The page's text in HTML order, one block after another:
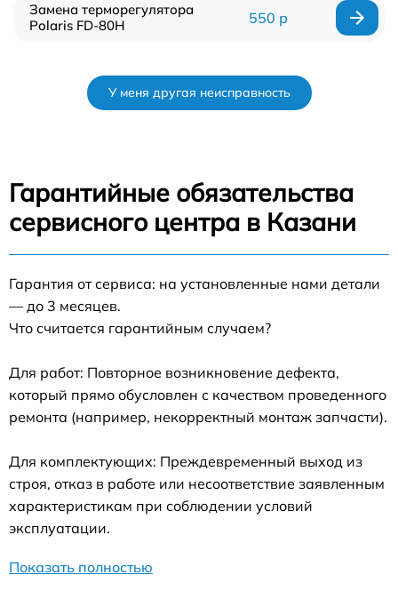
Замена терморегулятора
Polaris FD-80H
550 р
У меня другая неисправность
Гарантийные обязательства
сервисного центра в Казани
Гарантия от сервиса: на установленные нами детали
— до 3 месяцев.
Что считается гарантийным случаем?
Для работ: Повторное возникновение дефекта,
который прямо обусловлен с качеством проведенного
ремонта (например, некорректный монтаж запчасти).
Для комплектующих: Преждевременный выход из
строя, отказ в работе или несоответствие заявленным
характеристикам при соблюдении условий
эксплуатации.
Показать полностью